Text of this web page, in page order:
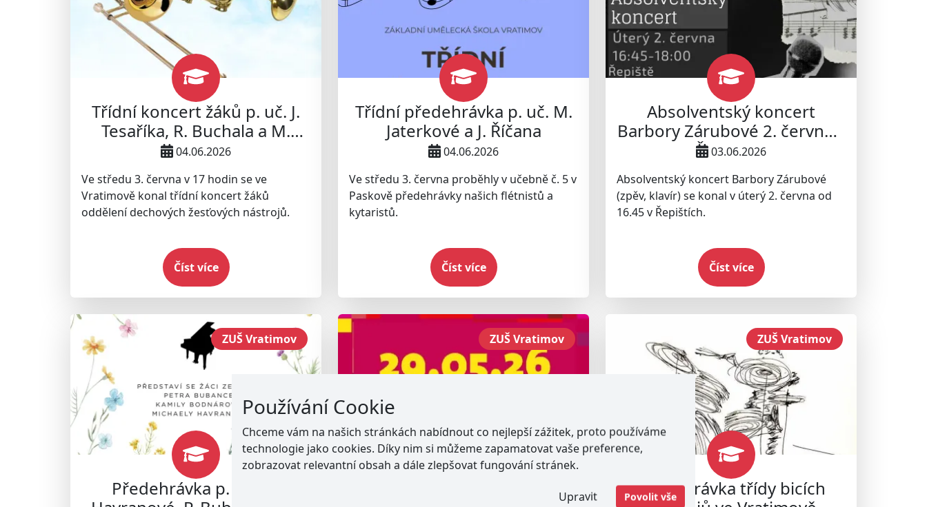
Třídní koncert žáků p. uč. J.
Tesaříka, R. Buchala a M.
Cupala
04.06.2026
Ve středu 3. června v 17 hodin se ve
Vratimově konal třídní koncert žáků
oddělení dechových žesťových nástrojů.
Číst více
Třídní předehrávka p. uč. M.
Jaterkové a J. Říčana
04.06.2026
Ve středu 3. června proběhly v učebně č. 5 v
Paskově předehrávky našich flétnistů a
kytaristů.
Číst více
Absolventský koncert
Barbory Zárubové 2. června v
Řepištích
03.06.2026
Absolventský koncert Barbory Zárubové
(zpěv, klavír) se konal v úterý 2. června od
16.45 v Řepištích.
Číst více
Předehrávka p. uč. M.
ZUŠ Vratimov ZUŠ Vratimov
Předehrávka třídy bicích
ZUŠ Vratimov
Používání Cookie
Chceme vám na našich stránkách nabídnout co nejlepší zážitek, proto používáme
technologie jako cookies. Díky nim si můžeme zapamatovat vaše preference,
zobrazovat relevantní obsah a dále zlepšovat fungování stránek.
Upravit Povolit vše